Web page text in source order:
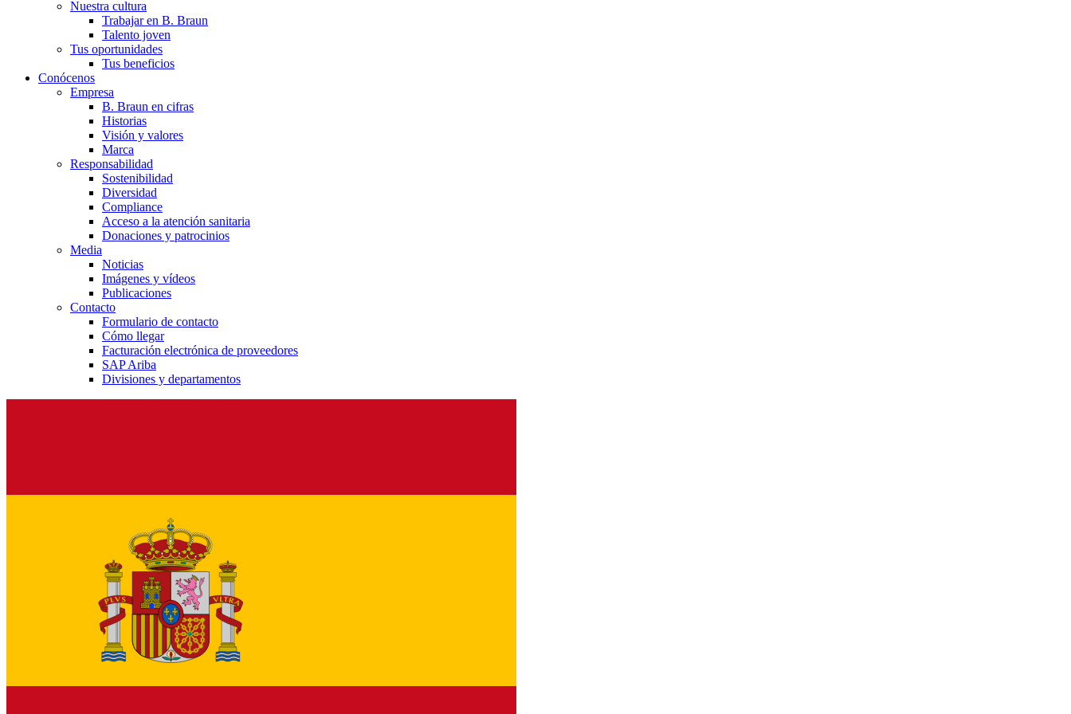
Nuestra cultura
Trabajar en B. Braun
Talento joven
Tus oportunidades
Tus beneficios
Conócenos
Empresa
B. Braun en cifras
Historias
Visión y valores
Marca
Responsabilidad
Sostenibilidad
Diversidad
Compliance
Acceso a la atención sanitaria
Donaciones y patrocinios
Media
Noticias
Imágenes y vídeos
Publicaciones
Contacto
Formulario de contacto
Cómo llegar
Facturación electrónica de proveedores
SAP Ariba
Divisiones y departamentos